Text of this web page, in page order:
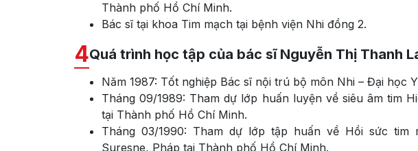
Thành phố Hồ Chí Minh.
Bác sĩ tại khoa Tim mạch tại bệnh viện Nhi đồng 2.
4Quá trình học tập của bác sĩ Nguyễn Thị Thanh
Năm 1987: Tốt nghiệp Bác sĩ nội trú bộ môn Nhi – Đại học
Tháng 09/1989: Tham dự lớp huấn luyện về siêu âm tim
tại Thành phố Hồ Chí Minh.
Tháng 03/1990: Tham dự lớp tập huấn về Hồi sức tim
Suresne, Pháp tại Thành phố Hồ Chí Minh.